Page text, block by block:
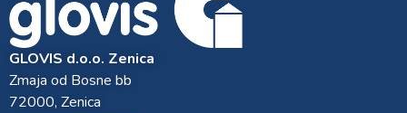
GLOVIS d.o.o. Zenica
Zmaja od Bosne bb
72000, Zenica